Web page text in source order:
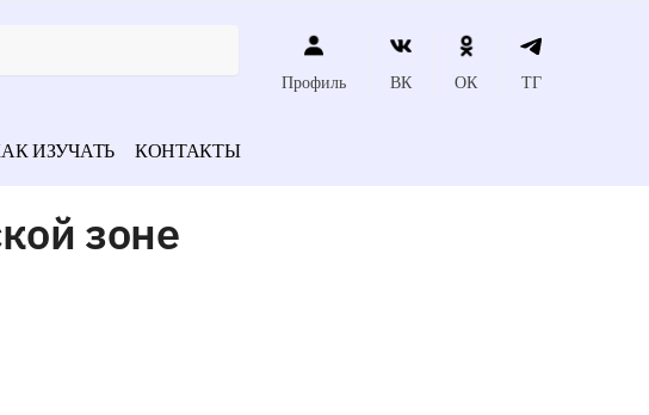
Профиль ВК ОК ТГ
ИЗУЧАТЬ КОНТАКТЫ
зоне